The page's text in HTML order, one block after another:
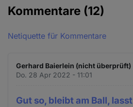
Kommentare (12)
Netiquette für Kommentare
Gerhard Baierlein (nicht überprüft)
Do. 28 Apr 2022 - 11:01
Gut so, bleibt am Ball, lasst